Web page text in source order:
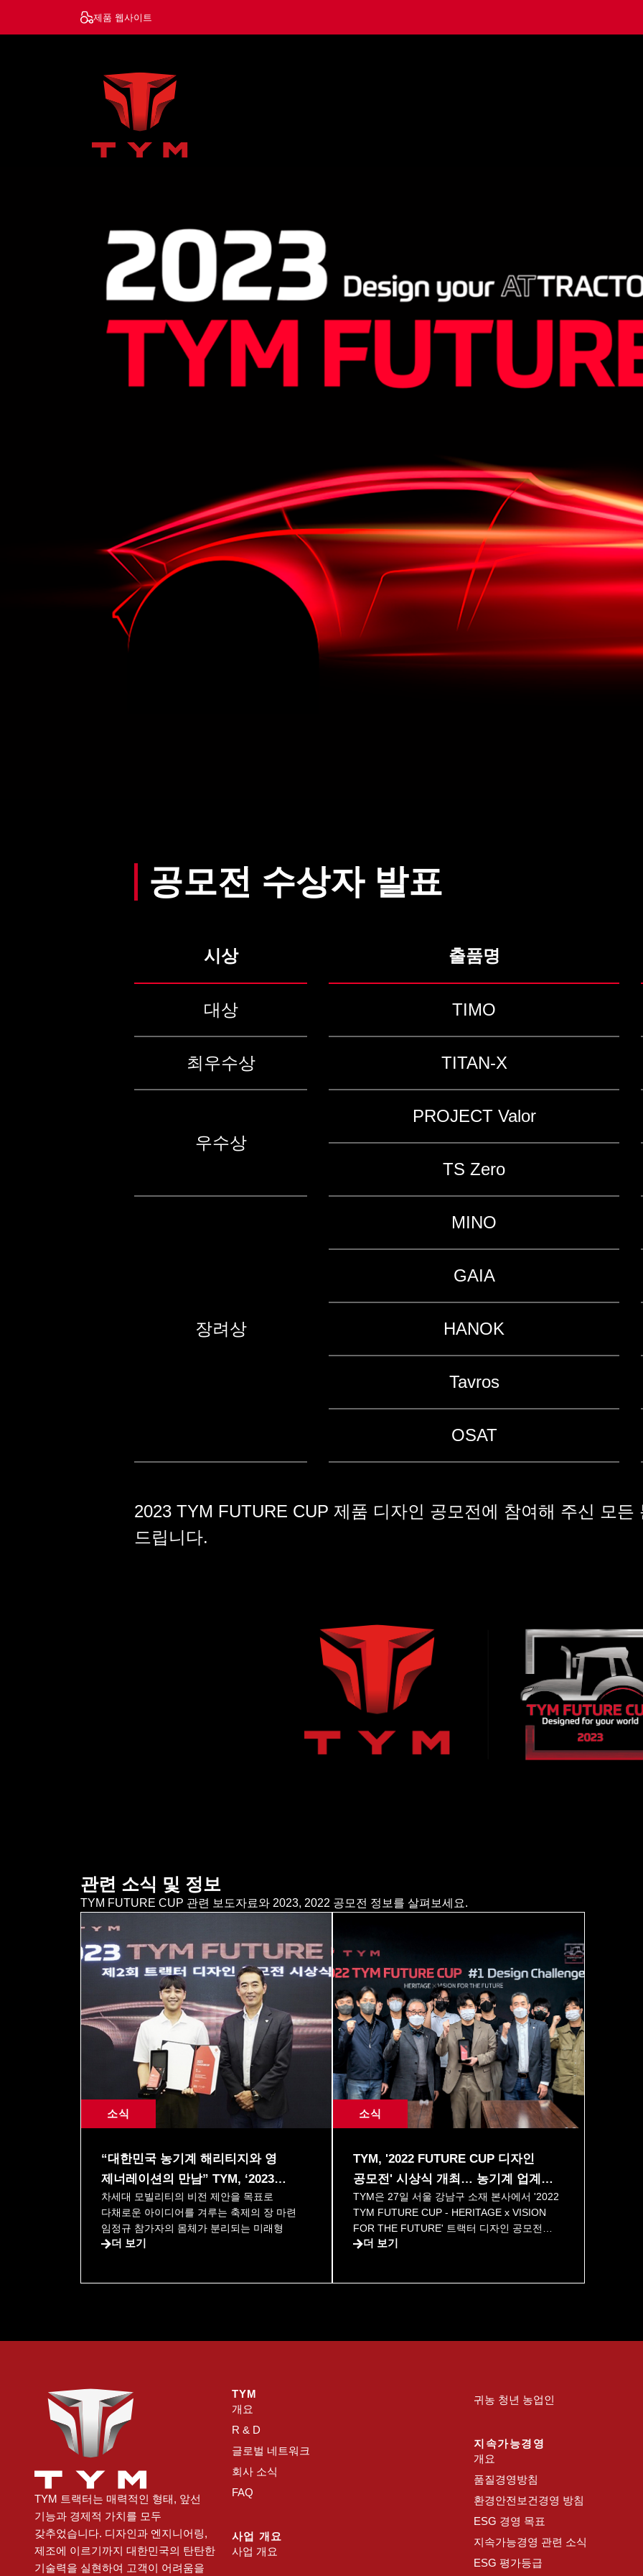
제품 웹사이트
공모전 수상자 발표
시상 출품명
대상 TIMO
최우수상 TITAN-X
우수상
PROJECT Valor
TS Zero
장려상
MINO
GAIA
HANOK
Tavros
OSAT
2023 TYM FUTURE CUP 제품 디자인 공모전에 참여해 주신 모든
드립니다.
관련 소식 및 정보
TYM FUTURE CUP 관련 보도자료와 2023, 2022 공모전 정보를 살펴보세요.
소식
“대한민국 농기계 해리티지와 영
제너레이션의 만남” TYM, ‘2023
FUTURE CUP’ 트랙터 디자인 공모전
시상식
차세대 모빌리티의 비전 제안을 목표로
다채로운 아이디어를 겨루는 축제의 장 마련
임정규 참가자의 몸체가 분리되는 미래형
자율주행 트랙터 작품 ‘TIMO’가 영예의 대상
더 보기
소식
TYM, '2022 FUTURE CUP 디자인
공모전' 시상식 개최… 농기계 업계
최초 NFT 발행 예고
TYM은 27일 서울 강남구 소재 본사에서 '2022
TYM FUTURE CUP - HERITAGE x VISION
FOR THE FUTURE' 트랙터 디자인 공모전
시상식을 개최했다고 28일 밝혔다. 시상식은
더 보기
TYM 트랙터는 매력적인 형태, 앞선
기능과 경제적 가치를 모두
갖추었습니다. 디자인과 엔지니어링,
제조에 이르기까지 대한민국의 탄탄한
기술력을 실현하여 고객이 어려움을
TYM
개요
R & D
글로벌 네트워크
회사 소식
FAQ
사업 개요
사업 개요
귀농 청년 농업인
지속가능경영
개요
품질경영방침
환경안전보건경영 방침
ESG 경영 목표
지속가능경영 관련 소식
ESG 평가등급